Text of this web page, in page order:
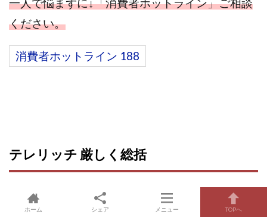
一人で悩まずに↓「消費者ホットライン」ご相談
ください。
消費者ホットライン 188
テレリッチ 厳しく 総括
ホーム シェア メニュー TOPへ